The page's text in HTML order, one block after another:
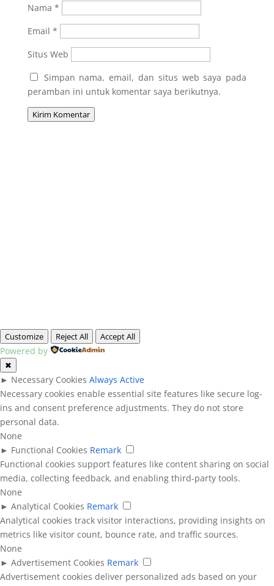
Nama *
Email *
Situs Web
Simpan nama, email, dan situs web saya pada
peramban ini untuk komentar saya berikutnya.
Kirim Komentar
Customize Reject All Accept All
Powered by
✖
► Necessary Cookies Always Active
Necessary cookies enable essential site features like secure log-
ins and consent preference adjustments. They do not store
personal data.
None
► Functional Cookies Remark
Functional cookies support features like content sharing on social
media, collecting feedback, and enabling third-party tools.
None
► Analytical Cookies Remark
Analytical cookies track visitor interactions, providing insights on
metrics like visitor count, bounce rate, and traffic sources.
None
► Advertisement Cookies Remark
Advertisement cookies deliver personalized ads based on your